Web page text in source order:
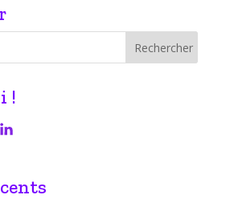
!